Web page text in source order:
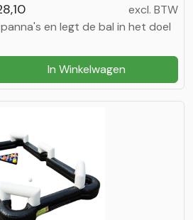
excl. BTW
en legt de bal in het doel
In Winkelwagen